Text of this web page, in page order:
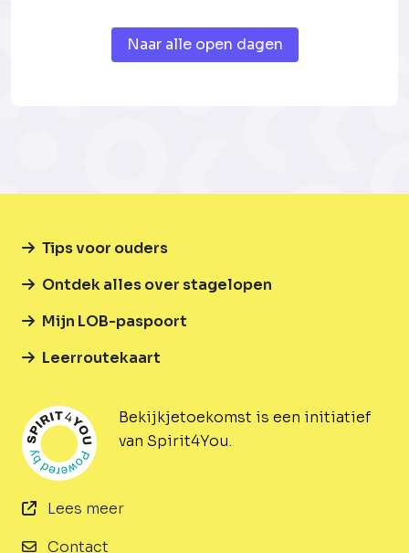
Naar alle open dagen
Bekijkjetoekomst is een initiatief
van Spirit4You.
Lees meer
Contact
Tips voor ouders
Ontdek alles over stagelopen
Mijn LOB-paspoort
Leerroutekaart